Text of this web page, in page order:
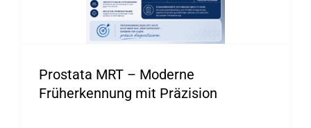
Prostata MRT – Moderne
Früherkennung mit Präzision